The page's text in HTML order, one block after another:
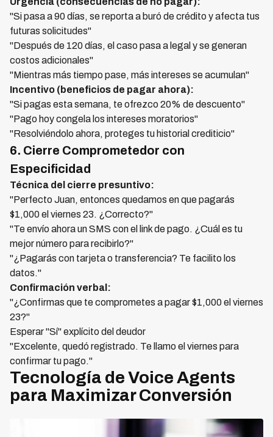
"Si pasa a 90 días, se reporta a buró de crédito y afecta tus
futuras solicitudes"
"Después de 120 días, el caso pasa a legal y se generan
costos adicionales"
"Mientras más tiempo pase, más intereses se acumulan"
Incentivo (beneficios de pagar ahora):
"Si pagas esta semana, te ofrezco 20% de descuento"
"Pago hoy congela los intereses moratorios"
"Resolviéndolo ahora, proteges tu historial crediticio"
6. Cierre Comprometedor con
Especificidad
Técnica del cierre presuntivo:
"Perfecto Juan, entonces quedamos en que pagarás
$1,000 el viernes 23. ¿Correcto?"
"Te envío ahora un SMS con el link de pago. ¿Cuál es tu
mejor número para recibirlo?"
"¿Pagarás con tarjeta o transferencia? Te facilito los
datos."
Confirmación verbal:
"¿Confirmas que te comprometes a pagar $1,000 el viernes
23?"
Esperar "Sí" explícito del deudor
"Excelente, quedó registrado. Te llamo el viernes para
confirmar tu pago."
Tecnología de Voice Agents
para Maximizar Conversión